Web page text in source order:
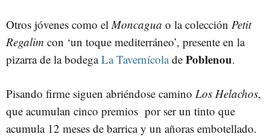
Otros jóvenes como elMoncagua o la colección Petit
Regalim con ‘un toque mediterráneo’, presente en la
pizarra de la bodegaLa Tavernícolade Poblenou.
Pisando firme siguen abriéndose camino Los Helachos,
que acumulan cinco premios por ser un tinto que
acumula 12 meses de barrica y un añoras embotellado.